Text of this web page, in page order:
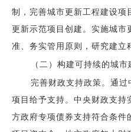
制，完善城市更新工程建设项
更新示范项目创建。实施城市
准、务实管用原则，研究建立
（二）构建可持续的城
完善财政支持政策。通
项目给予支持。中央财政支持
方政府专项债券支持符合条件